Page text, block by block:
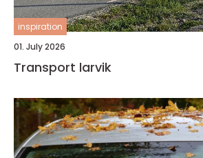
inspiration
01. July 2026
Transport larvik